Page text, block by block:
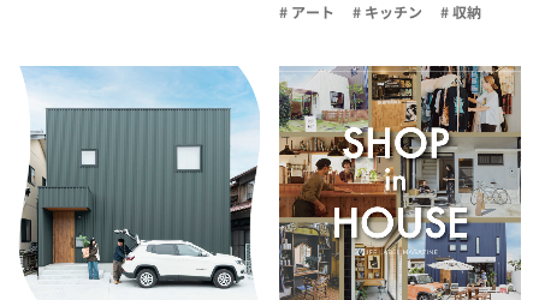
# アート # キッチン # 収納